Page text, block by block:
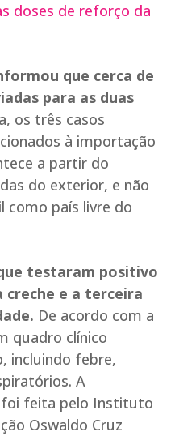
doses de reforço da
que cerca de
para as duas
os três casos
à importação
a partir do
do exterior, e não
país livre do
testaram positivo
creche e a terceira
De acordo com a
quadro clínico
incluindo febre,
A
feita pelo Instituto
Oswaldo Cruz